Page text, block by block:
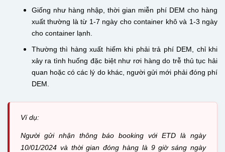
Giống như hàng nhập, thời gian miễn phí DEM cho hàng
xuất thường là từ 1-7 ngày cho container khô và 1-3 ngày
cho container lạnh.
Thường thì hàng xuất hiếm khi phải trả phí DEM, chỉ khi
xảy ra tình huống đặc biệt như rơi hàng do trễ thủ tục hải
quan hoặc có các lý do khác, người gửi mới phải đóng phí
DEM.
Ví dụ:
Người gửi nhận thông báo booking với ETD là ngày
10/01/2024 và thời gian đóng hàng là 9 giờ sáng ngày